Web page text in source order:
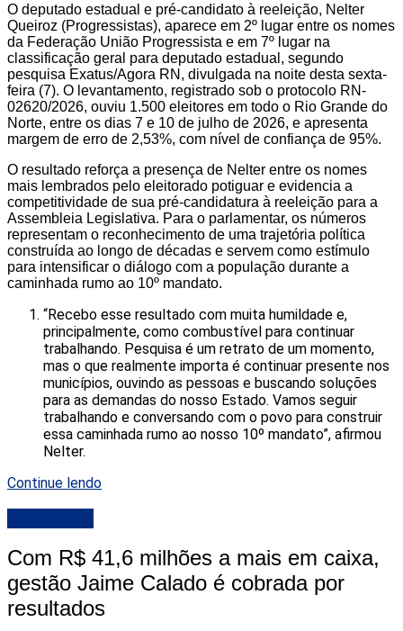
O deputado estadual e pré-candidato à reeleição, Nelter
Queiroz (Progressistas), aparece em 2º lugar entre os nomes
da Federação União Progressista e em 7º lugar na
classificação geral para deputado estadual, segundo
pesquisa Exatus/Agora RN, divulgada na noite desta sexta-
feira (7). O levantamento, registrado sob o protocolo RN-
02620/2026, ouviu 1.500 eleitores em todo o Rio Grande do
Norte, entre os dias 7 e 10 de julho de 2026, e apresenta
margem de erro de 2,53%, com nível de confiança de 95%.
O resultado reforça a presença de Nelter entre os nomes
mais lembrados pelo eleitorado potiguar e evidencia a
competitividade de sua pré-candidatura à reeleição para a
Assembleia Legislativa. Para o parlamentar, os números
representam o reconhecimento de uma trajetória política
construída ao longo de décadas e servem como estímulo
para intensificar o diálogo com a população durante a
caminhada rumo ao 10º mandato.
“Recebo esse resultado com muita humildade e,
principalmente, como combustível para continuar
trabalhando. Pesquisa é um retrato de um momento,
mas o que realmente importa é continuar presente nos
municípios, ouvindo as pessoas e buscando soluções
para as demandas do nosso Estado. Vamos seguir
trabalhando e conversando com o povo para construir
essa caminhada rumo ao nosso 10º mandato”, afirmou
Nelter.
Continue lendo
Com R$ 41,6 milhões a mais em caixa,
gestão Jaime Calado é cobrada por
resultados